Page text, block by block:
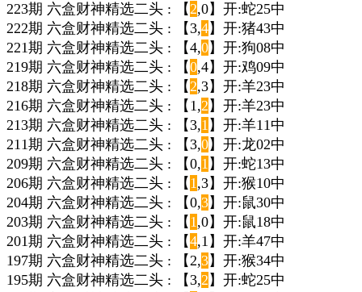
223期 六盒财神精选二头 : 【2,0】开:蛇25中
222期 六盒财神精选二头 : 【3,4】开:猪43中
221期 六盒财神精选二头 : 【4,0】开:狗08中
219期 六盒财神精选二头 : 【0,4】开:鸡09中
218期 六盒财神精选二头 : 【2,3】开:羊23中
216期 六盒财神精选二头 : 【1,2 】开:羊23中
213期 六盒财神精选二头 : 【3,1 】开:羊11中
211期 六盒财神精选二头 : 【3,0】开:龙02中
209期 六盒财神精选二头 : 【0,1 】开:蛇13中
206期 六盒财神精选二头 : 【 1,3】开:猴10中
204期 六盒财神精选二头 : 【0,3】开:鼠30中
203期 六盒财神精选二头 : 【 1,0】开:鼠18中
201期 六盒财神精选二头 : 【4,1】开:羊47中
197期 六盒财神精选二头 : 【2,3】开:猴34中
195期 六盒财神精选二头 : 【3,2 】开:蛇25中